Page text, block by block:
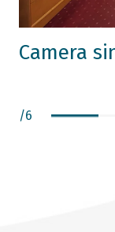
Camera
/6